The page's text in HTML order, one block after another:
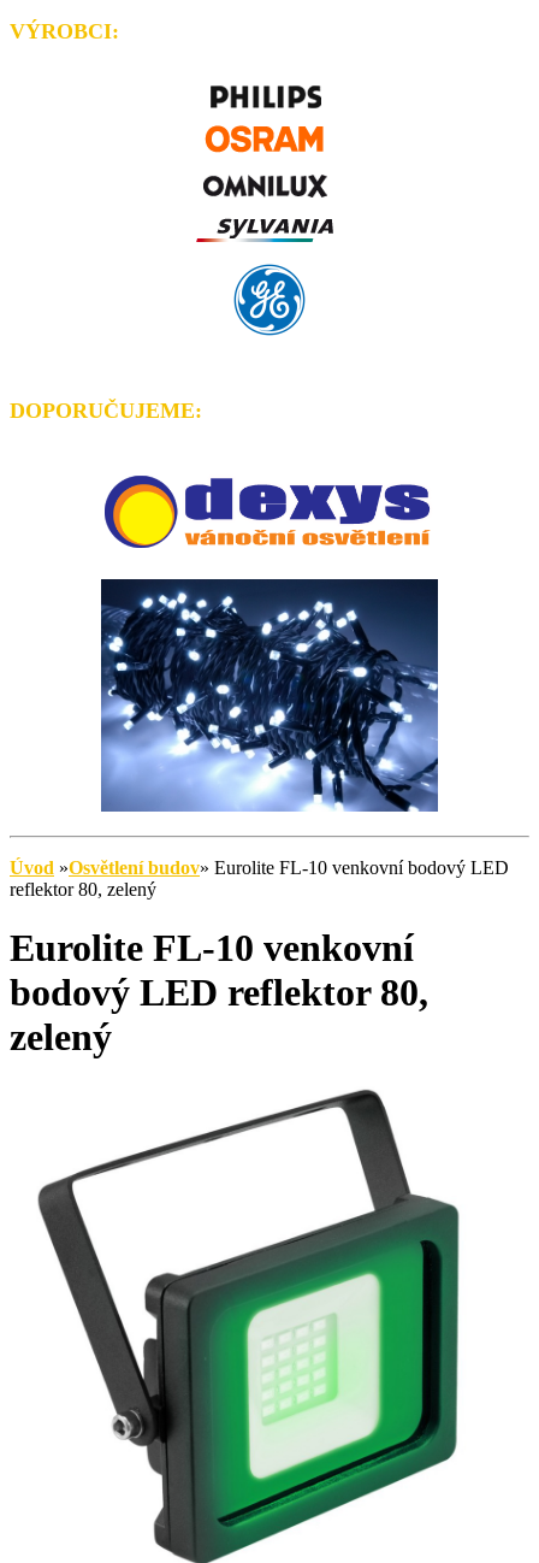
VÝROBCI:
DOPORUČUJEME:
Úvod »Osvětlení budov» Eurolite FL-10 venkovní bodový LED
reflektor 80, zelený
Eurolite FL-10 venkovní
bodový LED reflektor 80,
zelený